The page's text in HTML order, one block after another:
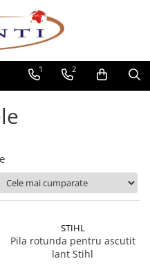
1 2
STIHL
Pila rotunda pentru ascutit
lant Stihl